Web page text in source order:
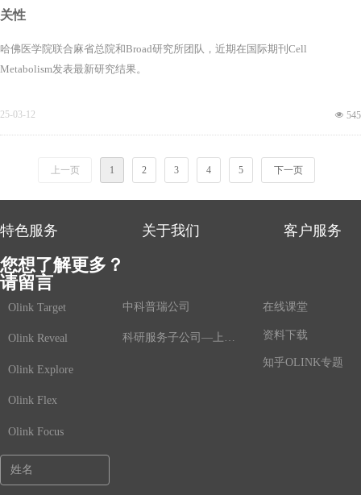
关性
哈佛医学院联合麻省总院和Broad研究所团队，近期在国际期刊Cell
Metabolism发表最新研究结果。
넶 545
25-03-12
上一页 1 2 3 4 5 下一页
特色服务 关于我们 客户服务
您想了解更多？
请留言
Olink Target
Olink Reveal
Olink Explore
Olink Flex
Olink Focus
中科普瑞公司 在线课堂
资料下载
知乎OLINK专题